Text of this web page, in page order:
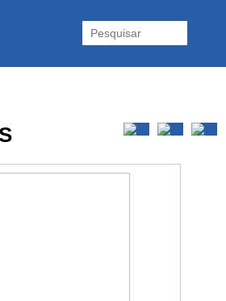
e acessórios. Portugal.